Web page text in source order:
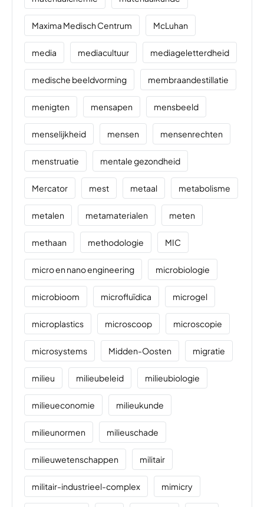
Maxima Medisch Centrum McLuhan
media mediacultuur mediageletterdheid
medische beeldvorming membraandestillatie
menigten mensapen mensbeeld
menselijkheid mensen mensenrechten
menstruatie mentale gezondheid
Mercator mest metaal metabolisme
metalen metamaterialen meten
methaan methodologie MIC
micro en nano engineering microbiologie
microbioom microfluïdica microgel
microplastics microscoop microscopie
microsystems Midden-Oosten migratie
milieu milieubeleid milieubiologie
milieueconomie milieukunde
milieunormen milieuschade
milieuwetenschappen militair
militair-industrieel-complex mimicry